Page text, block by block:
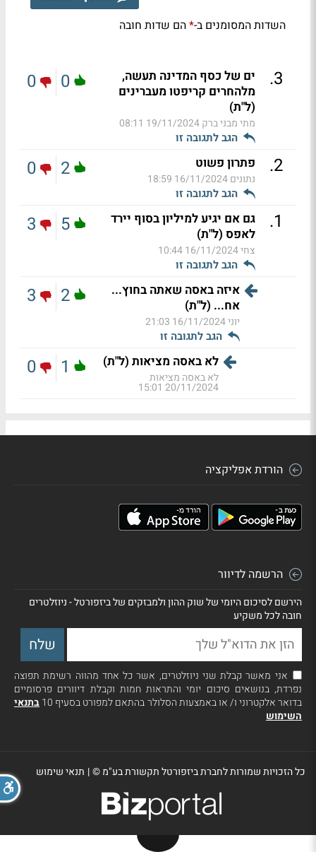
השדות המסומנים ב-*הם שדות חובה
3
.
ים של כסף המדינה תעשה,
מלהחרים קריפטו מעברינים
(ל"ת)
מתי מבני ברק19/11/2024 08:11
הגב לתגובה זו
0
0
2
. פתרון פשוט
נתונים16/11/2024 18:59
הגב לתגובה זו
2
0
1
.
גם אם יגיע למיליון בסוף יירד
לאפס (ל"ת)
צחי16/11/2024 10:44
הגב לתגובה זו
5
3
איזה באסה שאתה בחוץ...
אח... (ל"ת)
יוני16/11/2024 21:03
הגב לתגובה זו
2
3
לא באסה מציאות (ל"ת)
לא באסה מציאות
20/11/2024 15:01
1
0
הורדת אפליקציה
הרשמה לדיוור
הירשם לסיכום היומי של שוק ההון ולמבזקים של ביזפורטל - ניוזלטרים
חובה לכל משקיע
אני מאשר קבלת שני ניוזלטרים, אשר כל אחד מהווה רשימת תפוצה
נפרדת, בנושאים סיכום יומי והתראות חמות וקבלת דיוורים פרסומיים
בדואר אלקטרוני ו/ או באמצעות הסלולר בהתאם למפורט בסעיף 10
בתנאי
השימוש
כל הזכויות שמורות לחברת ביזפורטל תקשורת בע"מ ©| תנאי שימוש